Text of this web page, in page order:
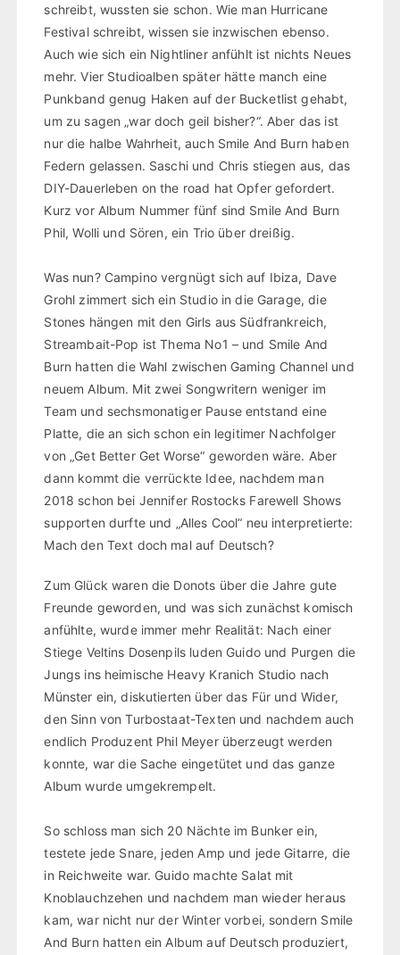
schreibt, wussten sie schon. Wie man Hurricane
Festival schreibt, wissen sie inzwischen ebenso.
Auch wie sich ein Nightliner anfühlt ist nichts Neues
mehr. Vier Studioalben später hätte manch eine
Punkband genug Haken auf der Bucketlist gehabt,
um zu sagen „war doch geil bisher?“. Aber das ist
nur die halbe Wahrheit, auch Smile And Burn haben
Federn gelassen. Saschi und Chris stiegen aus, das
DIY-Dauerleben on the road hat Opfer gefordert.
Kurz vor Album Nummer fünf sind Smile And Burn
Phil, Wolli und Sören, ein Trio über dreißig.
Was nun? Campino vergnügt sich auf Ibiza, Dave
Grohl zimmert sich ein Studio in die Garage, die
Stones hängen mit den Girls aus Südfrankreich,
Streambait-Pop ist Thema No1 – und Smile And
Burn hatten die Wahl zwischen Gaming Channel und
neuem Album. Mit zwei Songwritern weniger im
Team und sechsmonatiger Pause entstand eine
Platte, die an sich schon ein legitimer Nachfolger
von „Get Better Get Worse“ geworden wäre. Aber
dann kommt die verrückte Idee, nachdem man
2018 schon bei Jennifer Rostocks Farewell Shows
supporten durfte und „Alles Cool“ neu interpretierte:
Mach den Text doch mal auf Deutsch?
Zum Glück waren die Donots über die Jahre gute
Freunde geworden, und was sich zunächst komisch
anfühlte, wurde immer mehr Realität: Nach einer
Stiege Veltins Dosenpils luden Guido und Purgen die
Jungs ins heimische Heavy Kranich Studio nach
Münster ein, diskutierten über das Für und Wider,
den Sinn von Turbostaat-Texten und nachdem auch
endlich Produzent Phil Meyer überzeugt werden
konnte, war die Sache eingetütet und das ganze
Album wurde umgekrempelt.
So schloss man sich 20 Nächte im Bunker ein,
testete jede Snare, jeden Amp und jede Gitarre, die
in Reichweite war. Guido machte Salat mit
Knoblauchzehen und nachdem man wieder heraus
kam, war nicht nur der Winter vorbei, sondern Smile
And Burn hatten ein Album auf Deutsch produziert,